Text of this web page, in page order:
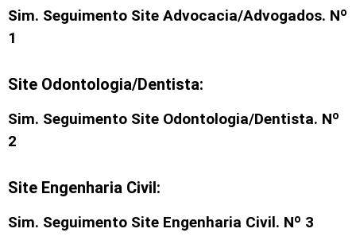
Sim. Seguimento Site Advocacia/Advogados. Nº
1
Site Odontologia/Dentista:
Sim. Seguimento Site Odontologia/Dentista. Nº
2
Site Engenharia Civil:
Sim. Seguimento Site Engenharia Civil. Nº 3